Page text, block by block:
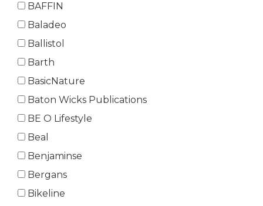
BAFFIN
Baladeo
Ballistol
Barth
BasicNature
Baton Wicks Publications
BE O Lifestyle
Beal
Benjaminse
Bergans
Bikeline